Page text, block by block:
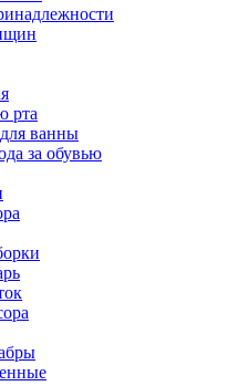
рта
ванны
за обувью